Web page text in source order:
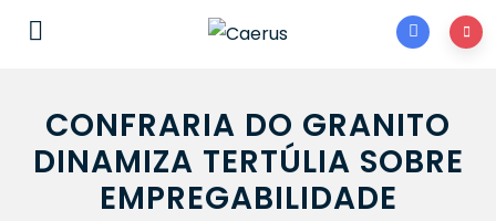
CONFRARIA DO GRANITO
DINAMIZA TERTÚLIA SOBRE
EMPREGABILIDADE